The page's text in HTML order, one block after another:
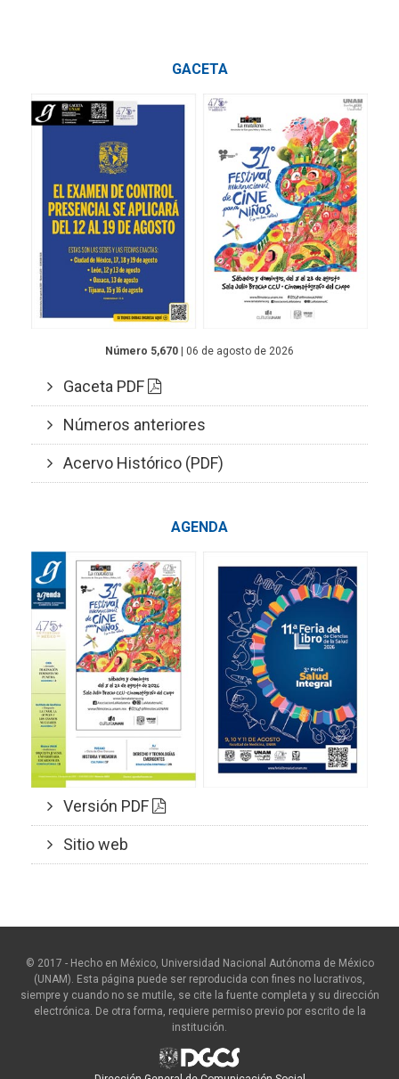
GACETA
Número 5,670 | 06 de agosto de 2026
Gaceta PDF
Números anteriores
Acervo Histórico (PDF)
AGENDA
Versión PDF
Sitio web
© 2017 - Hecho en México, Universidad Nacional Autónoma de México
(UNAM). Esta página puede ser reproducida con fines no lucrativos,
siempre y cuando no se mutile, se cite la fuente completa y su dirección
electrónica. De otra forma, requiere permiso previo por escrito de la
institución.